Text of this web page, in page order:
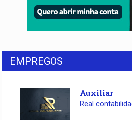
EMPREGOS
Auxiliar
Real